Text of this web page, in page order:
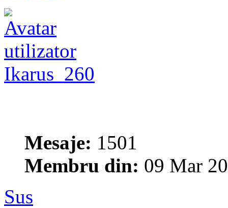
Ikarus_260
Mesaje: 1501
Membru din: 09 Mar
Sus